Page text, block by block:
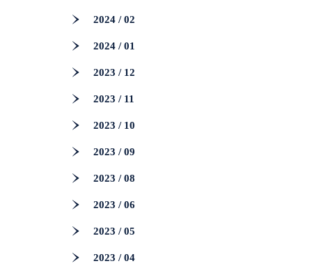
2024 / 02
2024 / 01
2023 / 12
2023 / 11
2023 / 10
2023 / 09
2023 / 08
2023 / 06
2023 / 05
2023 / 04